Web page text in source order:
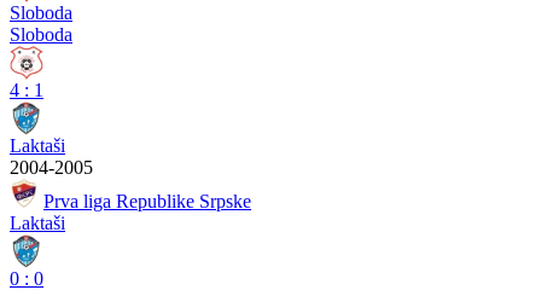
Sloboda
Sloboda
4 : 1
Laktaši
2004-2005
Prva liga Republike Srpske
Laktaši
0 : 0